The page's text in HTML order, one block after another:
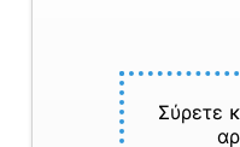
Σύρετε